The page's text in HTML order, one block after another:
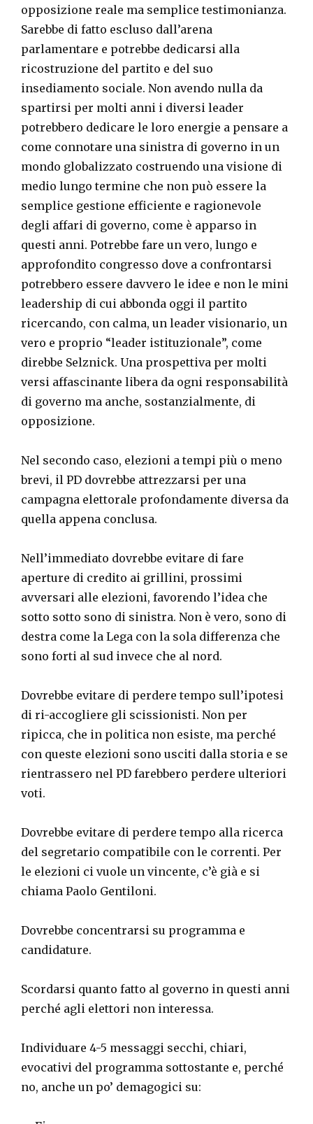
opposizione reale ma semplice testimonianza.
Sarebbe di fatto escluso dall’arena
parlamentare e potrebbe dedicarsi alla
ricostruzione del partito e del suo
insediamento sociale. Non avendo nulla da
spartirsi per molti anni i diversi leader
potrebbero dedicare le loro energie a pensare a
come connotare una sinistra di governo in un
mondo globalizzato costruendo una visione di
medio lungo termine che non può essere la
semplice gestione efficiente e ragionevole
degli affari di governo, come è apparso in
questi anni. Potrebbe fare un vero, lungo e
approfondito congresso dove a confrontarsi
potrebbero essere davvero le idee e non le mini
leadership di cui abbonda oggi il partito
ricercando, con calma, un leader visionario, un
vero e proprio “leader istituzionale”, come
direbbe Selznick. Una prospettiva per molti
versi affascinante libera da ogni responsabilità
di governo ma anche, sostanzialmente, di
opposizione.
Nel secondo caso, elezioni a tempi più o meno
brevi, il PD dovrebbe attrezzarsi per una
campagna elettorale profondamente diversa da
quella appena conclusa.
Nell’immediato dovrebbe evitare di fare
aperture di credito ai grillini, prossimi
avversari alle elezioni, favorendo l’idea che
sotto sotto sono di sinistra. Non è vero, sono di
destra come la Lega con la sola differenza che
sono forti al sud invece che al nord.
Dovrebbe evitare di perdere tempo sull’ipotesi
di ri-accogliere gli scissionisti. Non per
ripicca, che in politica non esiste, ma perché
con queste elezioni sono usciti dalla storia e se
rientrassero nel PD farebbero perdere ulteriori
voti.
Dovrebbe evitare di perdere tempo alla ricerca
del segretario compatibile con le correnti. Per
le elezioni ci vuole un vincente, c’è già e si
chiama Paolo Gentiloni.
Dovrebbe concentrarsi su programma e
candidature.
Scordarsi quanto fatto al governo in questi anni
perché agli elettori non interessa.
Individuare 4-5 messaggi secchi, chiari,
evocativi del programma sottostante e, perché
no, anche un po’ demagogici su: